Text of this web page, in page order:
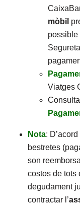
mòbil
possible
Viatges
Nota:
bestretes
son
costos de tots
degudament
contractar l’